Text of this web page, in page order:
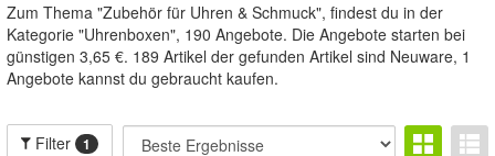
Zum Thema "Zubehör für Uhren & Schmuck", findest du in der
Kategorie "Uhrenboxen", 190 Angebote. Die Angebote starten bei
günstigen 3,65 €. 189 Artikel der gefunden Artikel sind Neuware, 1
Angebote kannst du gebraucht kaufen.
Filter 1